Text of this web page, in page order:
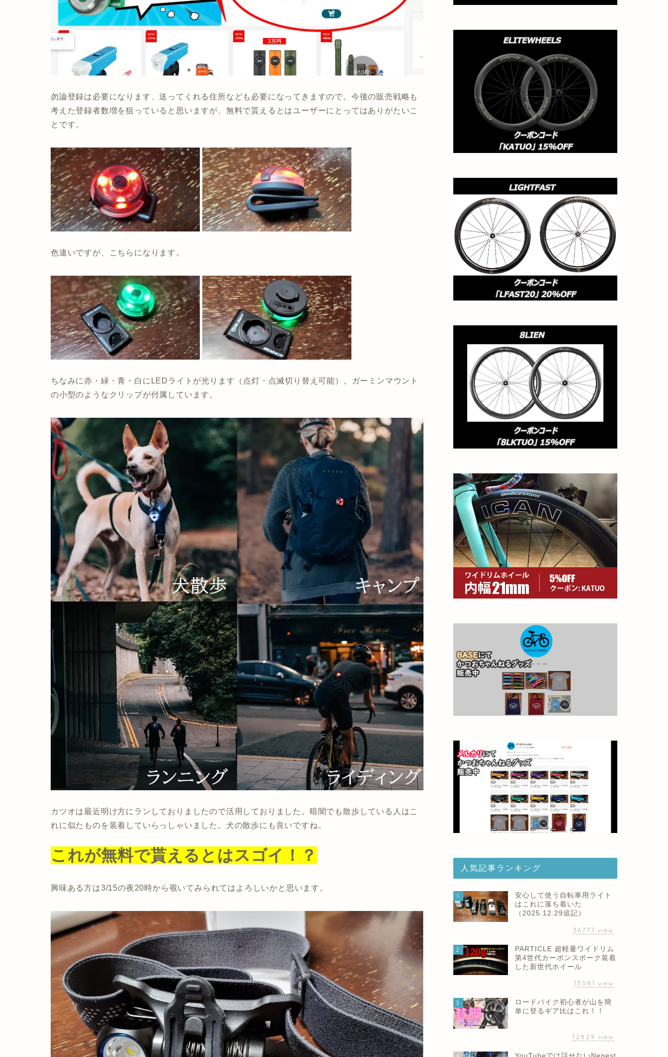
勿論登録は必要になります、送ってくれる住所なども必要になってきますので。今後の販売戦略も
考えた登録者数増を狙っていると思いますが、無料で貰えるとはユーザーにとってはありがたいこ
とです。
色違いですが、こちらになります。
ちなみに赤・緑・青・白にLEDライトが光ります（点灯・点滅切り替え可能）。ガーミンマウント
の小型のようなクリップが付属しています。
カツオは最近明け方にランしておりましたので活用しておりました。暗闇でも散歩している人はこ
れに似たものを装着していらっしゃいました。犬の散歩にも良いですね。
これが無料で貰えるとはスゴイ！？
興味ある方は3/15の夜20時から覗いてみられてはよろしいかと思います。
人気記事ランキング
1
安心して使う自転車用ライト
はこれに落ち着いた
（2025.12.29追記）
36777 view
2
PARTICLE 超軽量ワイドリム
第4世代カーボンスポーク装着
した新世代ホイール
13081 view
3
ロードバイク初心者が山を簡
単に登るギア比はこれ！！
12929 view